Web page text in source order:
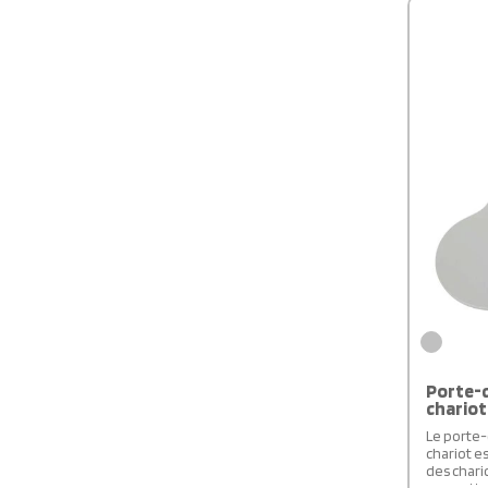
Porte-
chariot
Le porte-
chariot
des